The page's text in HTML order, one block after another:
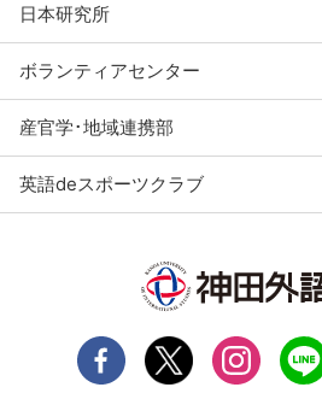
日本研究所
ボランティアセンター
産官学･地域連携部
英語deスポーツクラブ